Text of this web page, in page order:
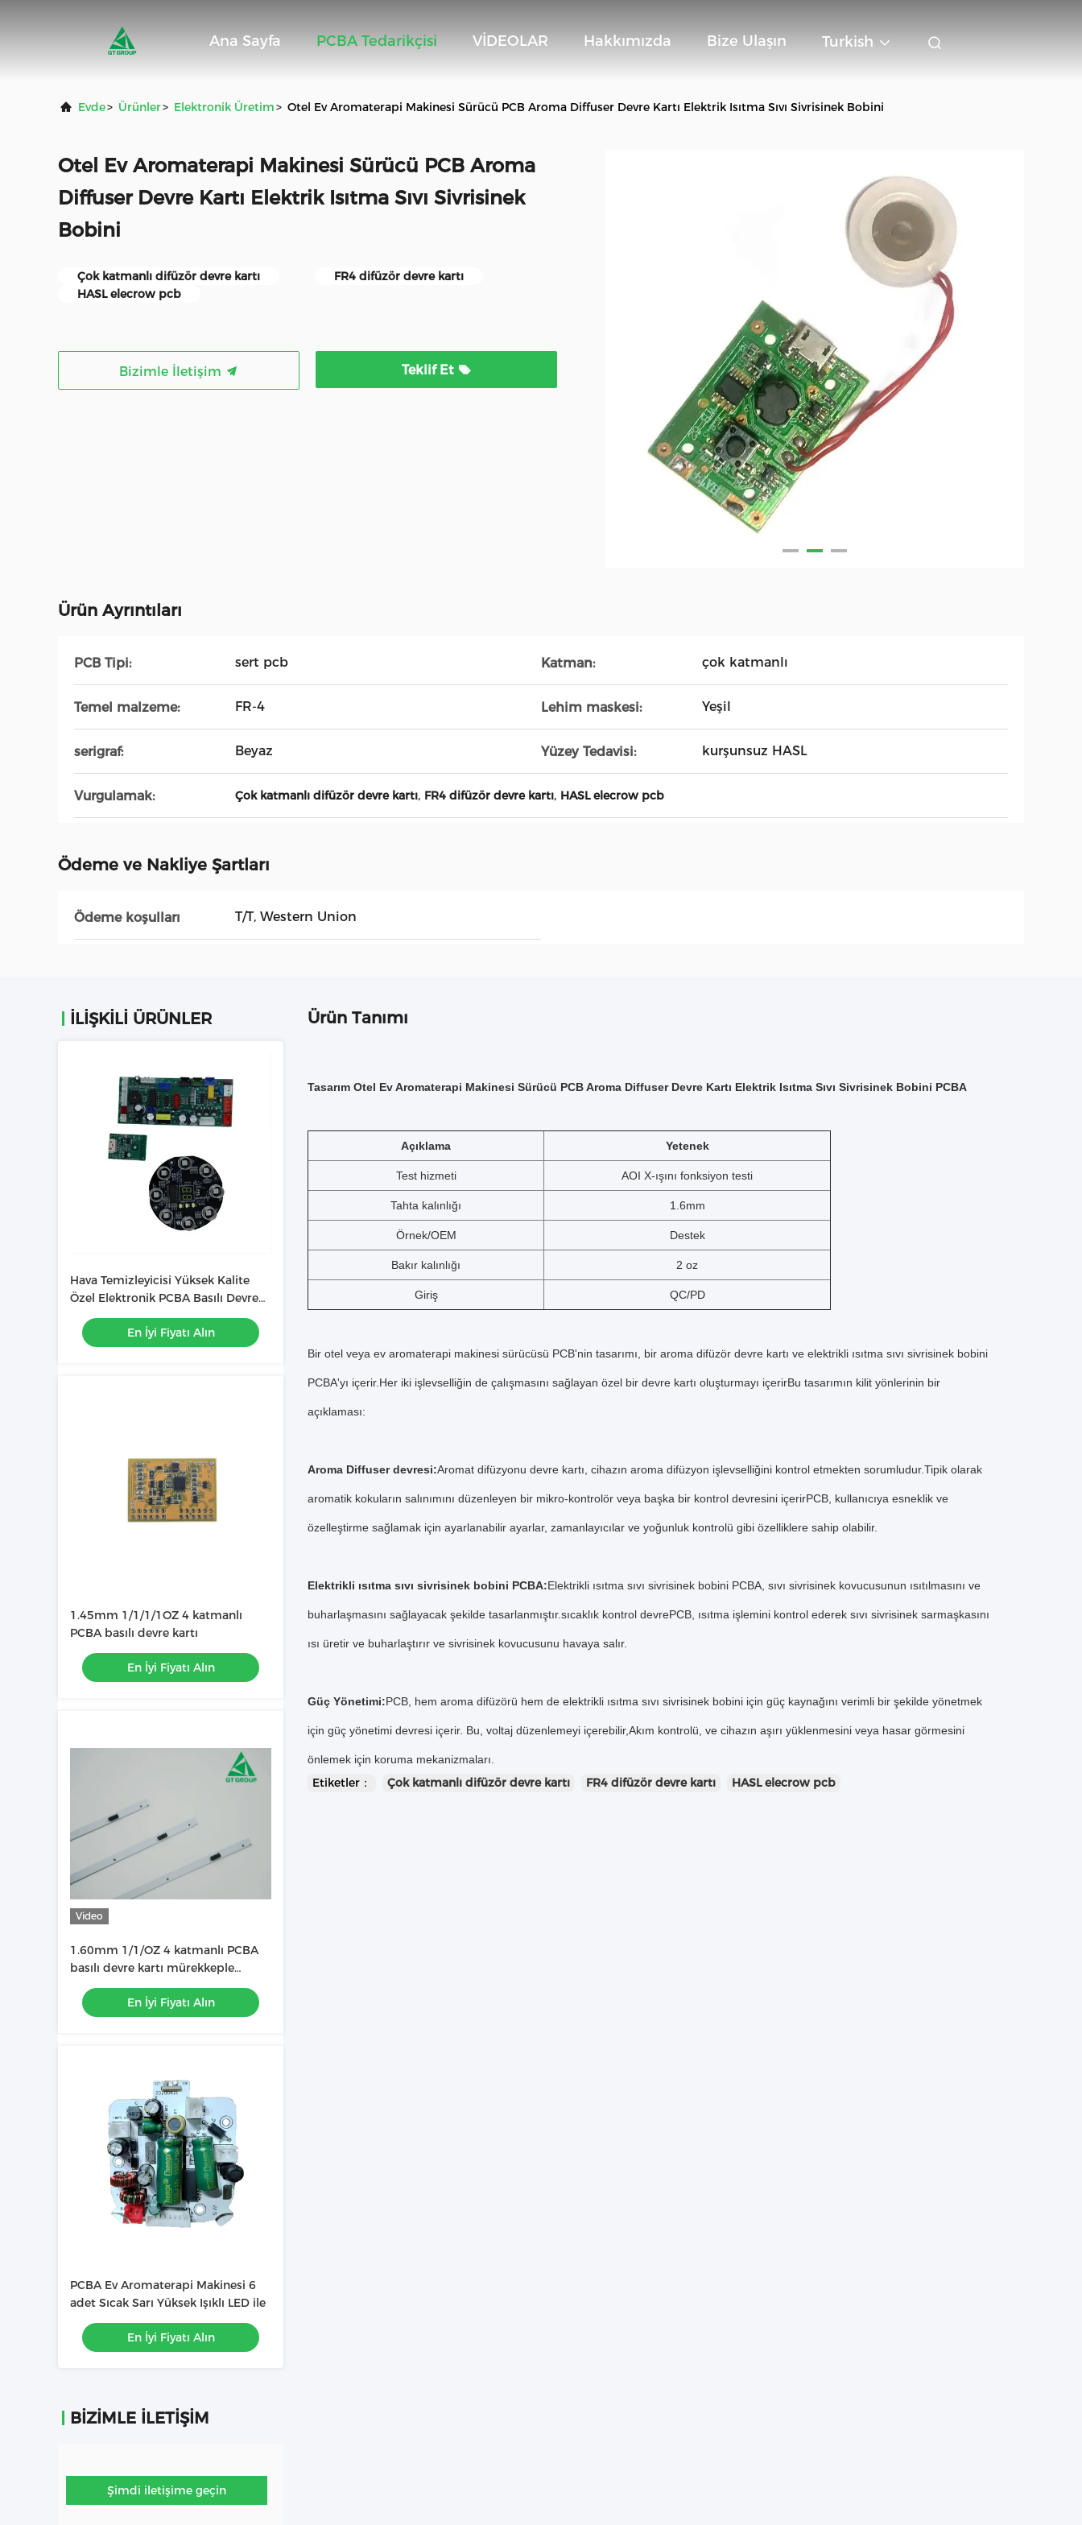
Ana Sayfa PCBA Tedarikçisi VİDEOLAR Hakkımızda Bize Ulaşın Turkish
Evde> Ürünler> Elektronik Üretim> Otel Ev Aromaterapi Makinesi Sürücü PCB Aroma Diffuser Devre Kartı Elektrik Isıtma Sıvı Sivrisinek Bobini
Otel Ev Aromaterapi Makinesi Sürücü PCB Aroma
Diffuser Devre Kartı Elektrik Isıtma Sıvı Sivrisinek
Bobini
Çok katmanlı difüzör devre kartı
FR4 difüzör devre kartı
HASL elecrow pcb
Bizimle İletişim Teklif Et
Ürün Ayrıntıları
PCB Tipi: sert pcb Katman: çok katmanlı
Temel malzeme: FR-4 Lehim maskesi: Yeşil
serigraf: Beyaz Yüzey Tedavisi: kurşunsuz HASL
Vurgulamak: Çok katmanlı difüzör devre kartı, FR4 difüzör devre kartı, HASL elecrow pcb
Ödeme ve Nakliye Şartları
Ödeme koşulları T/T, Western Union
İLIŞKILI ÜRÜNLER
Hava Temizleyicisi Yüksek Kalite
Özel Elektronik PCBA Basılı Devre
Kurulu
En İyi Fiyatı Alın
1.45mm 1/1/1/1OZ 4 katmanlı
PCBA basılı devre kartı
En İyi Fiyatı Alın
Video
1.60mm 1/1/OZ 4 katmanlı PCBA
basılı devre kartı mürekkeple
doludur LED ışık çubuğunda
kullanılır
En İyi Fiyatı Alın
PCBA Ev Aromaterapi Makinesi 6
adet Sıcak Sarı Yüksek Işıklı LED ile
En İyi Fiyatı Alın
BIZIMLE İLETIŞIM
Şimdi iletişime geçin
Ürün Tanımı
Tasarım Otel Ev Aromaterapi Makinesi Sürücü PCB Aroma Diffuser Devre Kartı Elektrik Isıtma Sıvı Sivrisinek Bobini PCBA
Açıklama Yetenek
Test hizmeti AOI X-ışını fonksiyon testi
Tahta kalınlığı 1.6mm
Örnek/OEM Destek
Bakır kalınlığı 2 oz
Giriş QC/PD
Bir otel veya ev aromaterapi makinesi sürücüsü PCB'nin tasarımı, bir aroma difüzör devre kartı ve elektrikli ısıtma sıvı sivrisinek bobini
PCBA'yı içerir.Her iki işlevselliğin de çalışmasını sağlayan özel bir devre kartı oluşturmayı içerirBu tasarımın kilit yönlerinin bir
açıklaması:
Aroma Diffuser devresi:Aromat difüzyonu devre kartı, cihazın aroma difüzyon işlevselliğini kontrol etmekten sorumludur.Tipik olarak
aromatik kokuların salınımını düzenleyen bir mikro-kontrolör veya başka bir kontrol devresini içerirPCB, kullanıcıya esneklik ve
özelleştirme sağlamak için ayarlanabilir ayarlar, zamanlayıcılar ve yoğunluk kontrolü gibi özelliklere sahip olabilir.
Elektrikli ısıtma sıvı sivrisinek bobini PCBA:Elektrikli ısıtma sıvı sivrisinek bobini PCBA, sıvı sivrisinek kovucusunun ısıtılmasını ve
buharlaşmasını sağlayacak şekilde tasarlanmıştır.sıcaklık kontrol devrePCB, ısıtma işlemini kontrol ederek sıvı sivrisinek sarmaşkasını
ısı üretir ve buharlaştırır ve sivrisinek kovucusunu havaya salır.
Güç Yönetimi:PCB, hem aroma difüzörü hem de elektrikli ısıtma sıvı sivrisinek bobini için güç kaynağını verimli bir şekilde yönetmek
için güç yönetimi devresi içerir. Bu, voltaj düzenlemeyi içerebilir,Akım kontrolü, ve cihazın aşırı yüklenmesini veya hasar görmesini
önlemek için koruma mekanizmaları.
Etiketler： Çok katmanlı difüzör devre kartı FR4 difüzör devre kartı HASL elecrow pcb